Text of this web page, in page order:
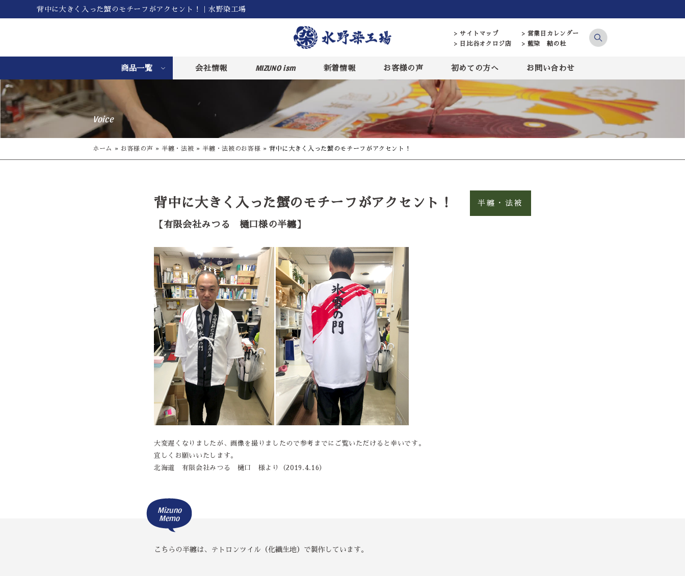
背中に大きく入った蟹のモチーフがアクセント！｜水野染工場
> サイトマップ
> 営業日カレンダー
> 日比谷オクロジ店
> 藍染 結の杜
商品一覧 会社情報 MIZUNO ism 新着情報 お客様の声 初めての方へ お問い合わせ
Voice
ホーム » お客様の声 »半纏・法被 »半纏・法被のお客様 »背中に大きく入った蟹のモチーフがアクセント！
背中に大きく入った蟹のモチーフがアクセント！ 半纏・法被
【有限会社みつる 樋口様の半纏】
大変遅くなりましたが、画像を撮りましたので参考までにご覧いただけると幸いです。
宜しくお願いいたします。
北海道 有限会社みつる 樋口 様より（2019.4.16）
こちらの半纏は、テトロンツイル（化繊生地）で製作しています。
Mizuno
Memo